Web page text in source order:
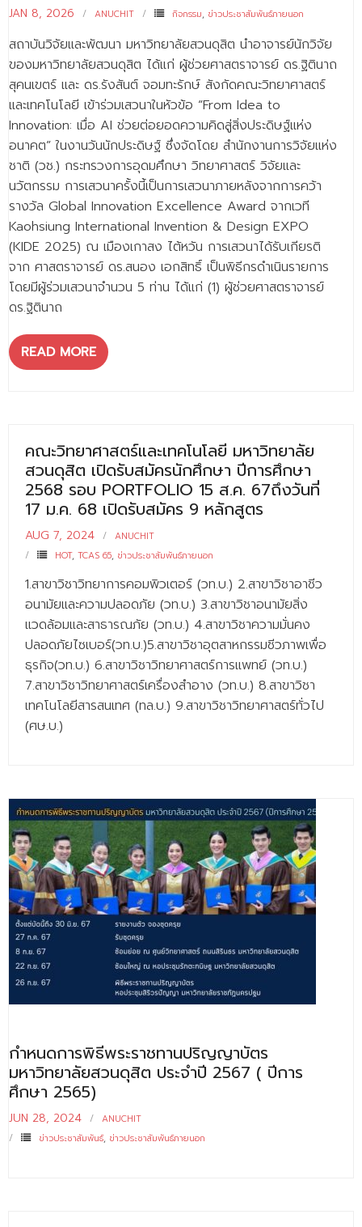
- โครงการส่งเสริมการปลูกกล้วยเล็บมือนางฯ
- ผลงาน/รางวัล
- SDU Zero Waste
- งานวิจัย/นวัตกรรม
ติดต่อเรา
JAN 8, 2026 ANUCHIT กิจกรรม, ข่าวประชาสัมพันธ์ภายนอก
สถาบันวิจัยและพัฒนา มหาวิทยาลัยสวนดุสิต นำอาจารย์นักวิจัย
ของมหาวิทยาลัยสวนดุสิต ได้แก่ ผู้ช่วยศาสตราจารย์ ดร.ฐิตินาถ
สุคนเขตร์ และ ดร.รังสันต์ จอมทะรักษ์ สังกัดคณะวิทยาศาสตร์
และเทคโนโลยี เข้าร่วมเสวนาในหัวข้อ “From Idea to
Innovation: เมื่อ AI ช่วยต่อยอดความคิดสู่สิ่งประดิษฐ์แห่ง
อนาคต” ในงานวันนักประดิษฐ์ ซึ่งจัดโดย สำนักงานการวิจัยแห่ง
ชาติ (วช.) กระทรวงการอุดมศึกษา วิทยาศาสตร์ วิจัยและ
นวัตกรรม การเสวนาครั้งนี้เป็นการเสวนาภายหลังจากการคว้า
รางวัล Global Innovation Excellence Award จากเวที
Kaohsiung International Invention & Design EXPO
(KIDE 2025) ณ เมืองเกาสง ไต้หวัน การเสวนาได้รับเกียรติ
จาก ศาสตราจารย์ ดร.สนอง เอกสิทธิ์ เป็นพิธีกรดำเนินรายการ
โดยมีผู้ร่วมเสวนาจำนวน 5 ท่าน ได้แก่ (1) ผู้ช่วยศาสตราจารย์
ดร.ฐิตินาถ
READ MORE
คณะวิทยาศาสตร์และเทคโนโลยี มหาวิทยาลัย
สวนดุสิต เปิดรับสมัครนักศึกษา ปีการศึกษา
2568 รอบ PORTFOLIO 15 ส.ค. 67ถึงวันที่
17 ม.ค. 68 เปิดรับสมัคร 9 หลักสูตร
AUG 7, 2024
ANUCHIT
HOT, TCAS 65, ข่าวประชาสัมพันธ์ภายนอก
1.สาขาวิชาวิทยาการคอมพิวเตอร์ (วท.บ.) 2.สาขาวิชาอาชีว
อนามัยและความปลอดภัย (วท.บ.) 3.สาขาวิชาอนามัยสิ่ง
แวดล้อมและสาธารณภัย (วท.บ.) 4.สาขาวิชาความมั่นคง
ปลอดภัยไซเบอร์(วท.บ.)5.สาขาวิชาอุตสาหกรรมชีวภาพเพื่อ
ธุรกิจ(วท.บ.) 6.สาขาวิชาวิทยาศาสตร์การแพทย์ (วท.บ.)
7.สาขาวิชาวิทยาศาสตร์เครื่องสำอาง (วท.บ.) 8.สาขาวิชา
เทคโนโลยีสารสนเทศ (ทล.บ.) 9.สาขาวิชาวิทยาศาสตร์ทั่วไป
(ศษ.บ.)
กำหนดการพิธีพระราชทานปริญญาบัตร
มหาวิทยาลัยสวนดุสิต ประจำปี 2567 ( ปีการ
ศึกษา 2565)
JUN 28, 2024
ANUCHIT
ข่าวประชาสัมพันธ์, ข่าวประชาสัมพันธ์ภายนอก